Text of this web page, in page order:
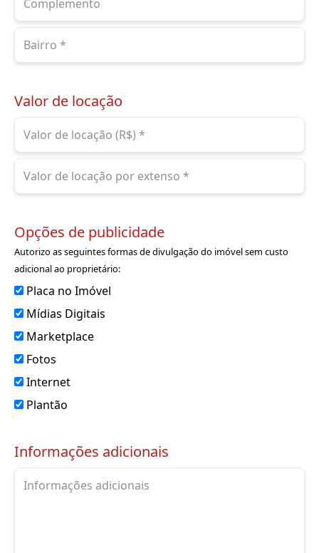
Valor de locação
Opções de publicidade
Autorizo as seguintes formas de divulgação do imóvel sem custo
adicional ao proprietário:
Placa no Imóvel
Mídias Digitais
Marketplace
Fotos
Internet
Plantão
Informações adicionais